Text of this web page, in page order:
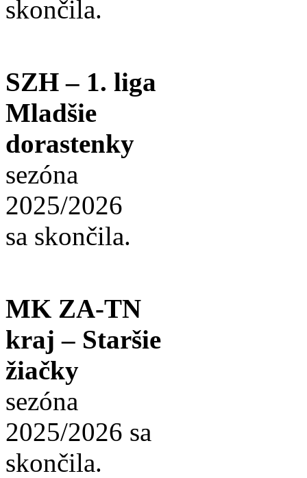
skončila.
SZH – 1. liga
Mladšie
dorastenky
sezóna
2025/2026
sa skončila.
MK ZA-TN
kraj – Staršie
žiačky
sezóna
2025/2026 sa
skončila.